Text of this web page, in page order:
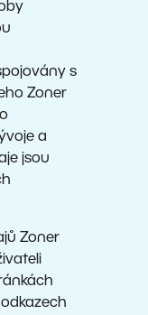
s
Zoner
a
jsou
Zoner